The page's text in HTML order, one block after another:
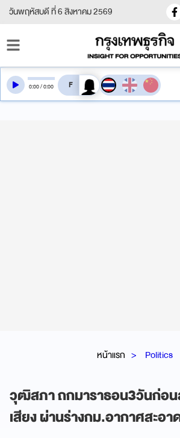
วันพฤหัสบดี ที่ 6 สิงหาคม 2569
หน้าแรก Politics
วุฒิสภา ถกมาราธอน3วันก่อ
เสียง ผ่านร่างกม.อากาศสะอา
0:00/0:00 สลับเสียงอ่าน